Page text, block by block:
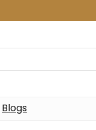
Blogs